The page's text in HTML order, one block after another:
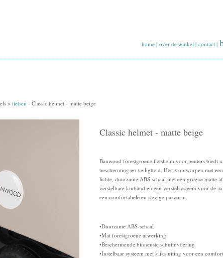
home | over de winkel | contact |
> fietsen - Classic helmet - matte beige
Classic helmet - matte beige
Banwood forestgroene fietshelm voor peuters biedt
bescherming en veiligheid. Het is ontworpen met
lichte, duurzame ABS schaal met een groene matte
verstelbare kinband en een verstelsysteem voor de
een comfortabele en stevige pasvorm.
•Duurzame ABS-schaal
•Mat forestgroene afwerking
•Beschermende binnenste schuimvoering
•Instelbaar systeem met kliksluiting voor een